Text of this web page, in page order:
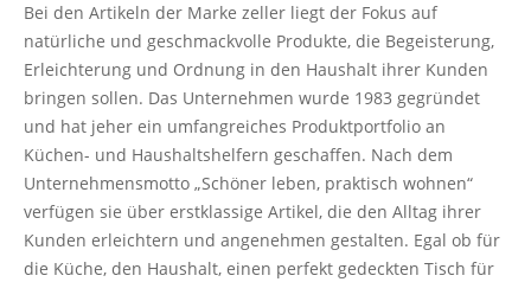
Bei den Artikeln der Marke zeller liegt der Fokus auf
natürliche und geschmackvolle Produkte, die Begeisterung,
Erleichterung und Ordnung in den Haushalt ihrer Kunden
bringen sollen. Das Unternehmen wurde 1983 gegründet
und hat jeher ein umfangreiches Produktportfolio an
Küchen- und Haushaltshelfern geschaffen. Nach dem
Unternehmensmotto „Schöner leben, praktisch wohnen“
verfügen sie über erstklassige Artikel, die den Alltag ihrer
Kunden erleichtern und angenehmen gestalten. Egal ob für
die Küche, den Haushalt, einen perfekt gedeckten Tisch für